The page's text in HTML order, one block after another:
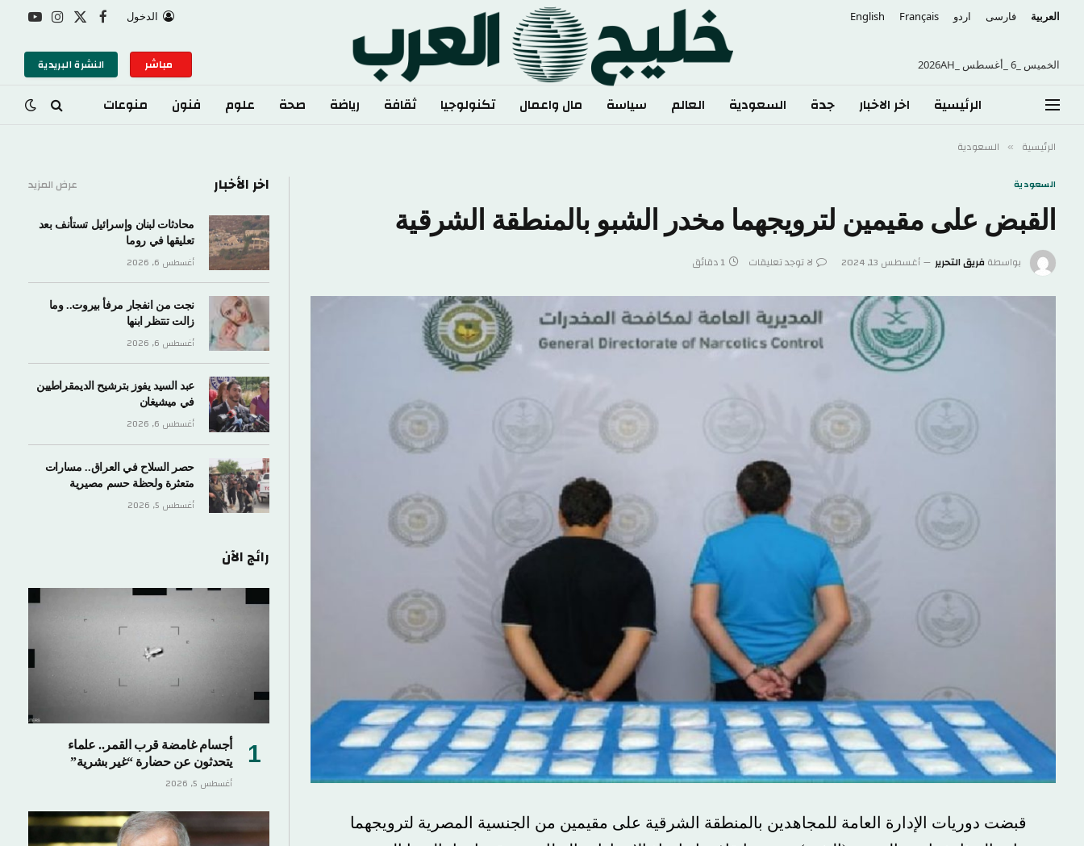
العربية فارسی اردو English Français الدخول فيسبوك
X
الانستغرام
يوتيوب
الخميس _6 _أغسطس _2026AH مباشر النشرة البريدية
الرئيسية اخر الاخبار جدة السعودية العالم سياسة مال واعمال تكنولوجيا ثقافة رياضة صحة علوم فنون منوعات
الرئيسية » السعودية
السعودية
القبض على مقيمين لترويجهما مخدر الشبو بالمنطقة الشرقية
بواسطةفريق التحرير أغسطس 13, 2024 لا توجد تعليقات 1 دقائق
قبضت دوريات الإدارة العامة للمجاهدين بالمنطقة الشرقية على مقيمين من الجنسية المصرية لترويجهما
اخر الأخبار عرض المزيد
محادثات لبنان وإسرائيل تستأنف بعد
تعليقها في روما
أغسطس 6, 2026
نجت من انفجار مرفأ بيروت.. وما
زالت تنتظر ابنها
أغسطس 6, 2026
عبد السيد يفوز بترشيح الديمقراطيين
في ميشيغان
أغسطس 6, 2026
حصر السلاح في العراق.. مسارات
متعثرة ولحظة حسم مصيرية
أغسطس 5, 2026
رائج الآن
أجسام غامضة قرب القمر.. علماء
يتحدثون عن حضارة “غير بشرية”
أغسطس 5, 2026